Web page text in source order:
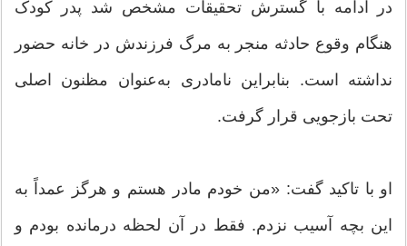
در ادامه با گسترش تحقیقات مشخص شد پدر کودک
هنگام وقوع حادثه منجر به مرگ فرزندش در خانه حضور
نداشته است. بنابراین نامادری به‌عنوان مظنون اصلی
تحت بازجویی قرار گرفت.
او با تاکید گفت: «من خودم مادر هستم و هرگز عمداً به
این بچه آسیب نزدم. فقط در آن لحظه درمانده بودم و